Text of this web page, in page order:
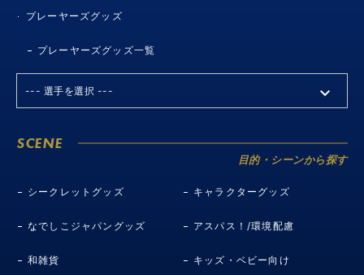
プレーヤーズグッズ
プレーヤーズグッズ一覧
SCENE
目的・シーンから探す
シークレットグッズ キャラクターグッズ
なでしこジャパングッズ アスパス！/環境配慮
和雑貨 キッズ・ベビー向け